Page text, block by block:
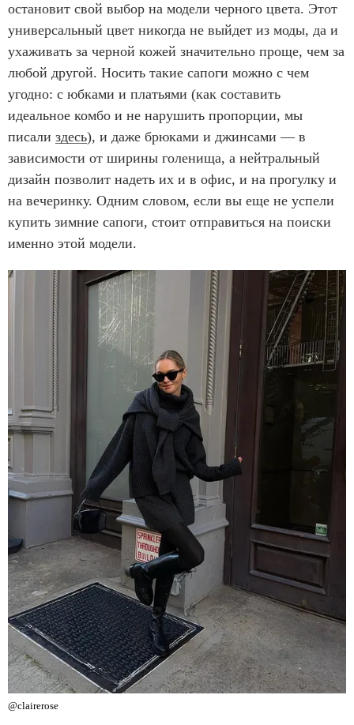
остановит свой выбор на модели черного цвета. Этот
универсальный цвет никогда не выйдет из моды, да и
ухаживать за черной кожей значительно проще, чем за
любой другой. Носить такие сапоги можно с чем
угодно: с юбками и платьями (как составить
идеальное комбо и не нарушить пропорции, мы
писали здесь), и даже брюками и джинсами — в
зависимости от ширины голенища, а нейтральный
дизайн позволит надеть их и в офис, и на прогулку и
на вечеринку. Одним словом, если вы еще не успели
купить зимние сапоги, стоит отправиться на поиски
именно этой модели.
@clairerose